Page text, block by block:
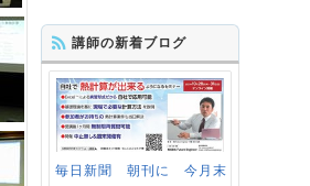
講師の新着ブログ
毎日新聞 朝刊に 今月末